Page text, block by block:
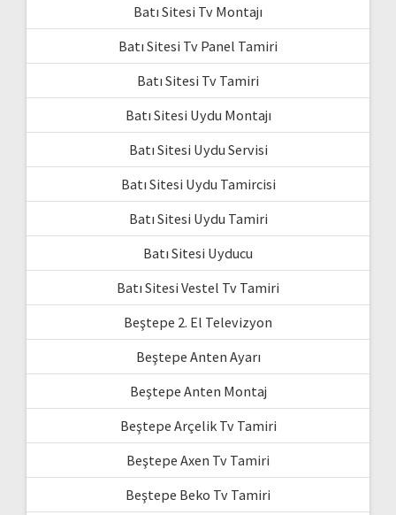
Batı Sitesi Tv Montajı
Batı Sitesi Tv Panel Tamiri
Batı Sitesi Tv Tamiri
Batı Sitesi Uydu Montajı
Batı Sitesi Uydu Servisi
Batı Sitesi Uydu Tamircisi
Batı Sitesi Uydu Tamiri
Batı Sitesi Uyducu
Batı Sitesi Vestel Tv Tamiri
Beştepe 2. El Televizyon
Beştepe Anten Ayarı
Beştepe Anten Montaj
Beştepe Arçelik Tv Tamiri
Beştepe Axen Tv Tamiri
Beştepe Beko Tv Tamiri